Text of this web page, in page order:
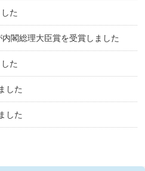
た
閣総理大臣賞を受賞しました
た
した
した